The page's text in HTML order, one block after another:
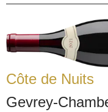
Côte de Nuits
Gevrey-